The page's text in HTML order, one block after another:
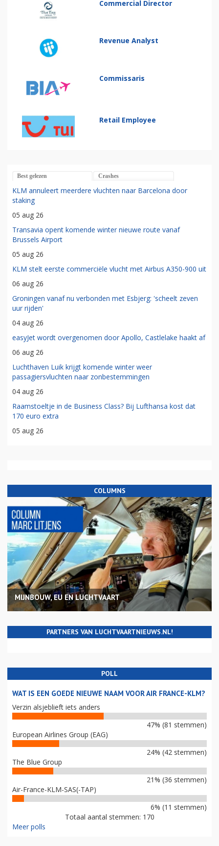
Commercial Director
Revenue Analyst
Commissaris
Retail Employee
Best gelezen Crashes
KLM annuleert meerdere vluchten naar Barcelona door
staking
05 aug 26
Transavia opent komende winter nieuwe route vanaf
Brussels Airport
05 aug 26
KLM stelt eerste commerciële vlucht met Airbus A350-900 uit
06 aug 26
Groningen vanaf nu verbonden met Esbjerg: 'scheelt zeven
uur rijden'
04 aug 26
easyJet wordt overgenomen door Apollo, Castlelake haakt af
06 aug 26
Luchthaven Luik krijgt komende winter weer
passagiersvluchten naar zonbestemmingen
04 aug 26
Raamstoeltje in de Business Class? Bij Lufthansa kost dat
170 euro extra
05 aug 26
COLUMNS
MIJNBOUW, EU EN LUCHTVAART
PARTNERS VAN LUCHTVAARTNIEUWS.NL!
POLL
WAT IS EEN GOEDE NIEUWE NAAM VOOR AIR FRANCE-KLM?
Verzin alsjeblieft iets anders
47% (81 stemmen)
European Airlines Group (EAG)
24% (42 stemmen)
The Blue Group
21% (36 stemmen)
Air-France-KLM-SAS(-TAP)
6% (11 stemmen)
Totaal aantal stemmen: 170
Meer polls